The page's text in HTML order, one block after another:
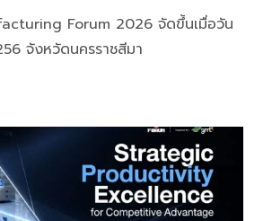
Forum 2026 จัดขึ้นเมื่อวัน
จังหวัดนครราชสีมา